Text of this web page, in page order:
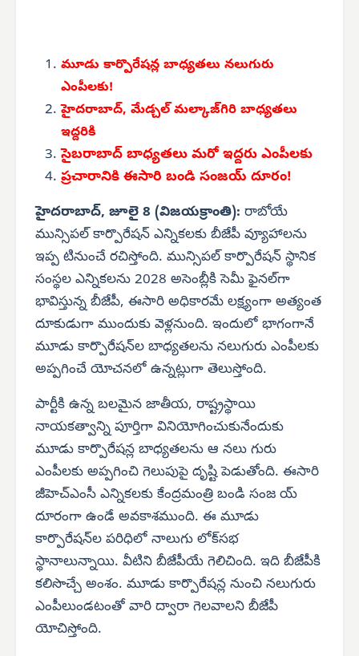
మూడు కార్పొరేషన్ల బాధ్యతలు నలుగురు
ఎంపీలకు!
హైదరాబాద్, మేడ్చల్ మల్కాజ్‌గిరి బాధ్యతలు
ఇద్దరికి
సైబరాబాద్ బాధ్యతలు మరో ఇద్దరు ఎంపీలకు
ప్రచారానికి ఈసారి బండి సంజయ్ దూరం!
హైదరాబాద్, జూలై 8 (విజయక్రాంతి): రాబోయే
మున్సిపల్ కార్పొరేషన్ ఎన్నికలకు బీజేపీ వ్యూహాలను
ఇప్ప టినుంచే రచిస్తోంది. మున్సిపల్ కార్పొరేషన్ స్థానిక
సంస్థల ఎన్నికలను 2028 అసెంబ్లీకి సెమీ ఫైనల్‌గా
భావిస్తున్న బీజేపీ, ఈసారి అధికారమే లక్ష్యంగా అత్యంత
దూకుడుగా ముందుకు వెళ్లనుంది. ఇందులో భాగంగానే
మూడు కార్పొరేషన్‌ల బాధ్యతలను నలుగురు ఎంపీలకు
అప్పగించే యోచనలో ఉన్నట్లుగా తెలుస్తోంది.
పార్టీకి ఉన్న బలమైన జాతీయ, రాష్ట్రస్థాయి
నాయకత్వాన్ని పూర్తిగా వినియోగించుకునేందుకు
మూడు కార్పొరేషన్ల బాధ్యతలను ఆ నలు గురు
ఎంపీలకు అప్పగించి గెలుపుపై దృష్టి పెడుతోంది. ఈసారి
జీహెచ్‌ఎంసీ ఎన్నికలకు కేంద్రమంత్రి బండి సంజ య్
దూరంగా ఉండే అవకాశముంది. ఈ మూడు
కార్పొరేషన్‌ల పరిధిలో నాలుగు లోక్‌సభ
స్థానాలున్నాయి. వీటిని బీజేపీయే గెలిచింది. ఇది బీజేపీకి
కలిసొచ్చే అంశం. మూడు కార్పొరేషన్ల నుంచి నలుగురు
ఎంపీలుండటంతో వారి ద్వారా గెలవాలని బీజేపీ
యోచిస్తోంది.